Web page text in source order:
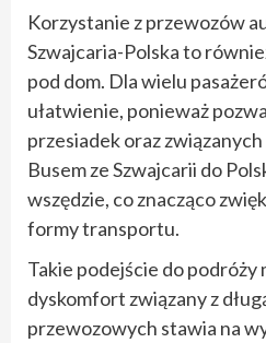
Korzystanie z przewozów
Szwajcaria-Polska to
pod dom. Dla wielu
ułatwienie, ponieważ
przesiadek oraz
Busem ze Szwajcarii do
wszędzie, co znacząco
formy transportu.
Takie podejście do podróży
dyskomfort związany z
przewozowych stawia na